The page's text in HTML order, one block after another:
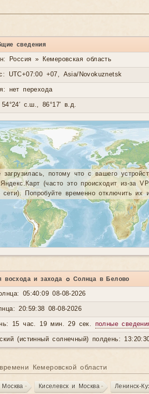
сведения
Россия » Кемеровская область
UTC+07:00 +07, Asia/Novokuznetsk
нет перехода
с.ш., 86°17′ в.д.
загрузилась, потому что с вашего
(часто это происходит из-за
сети). Попробуйте временно отключить их
восхода и захода ☼ Солнца в Белово
05:40:09 08-08-2026
20:59:38 08-08-2026
15 час. 19 мин. 29 сек. полные
(истинный солнечный) полдень:
Кемеровской области
Киселевск и Москва Ленинск-